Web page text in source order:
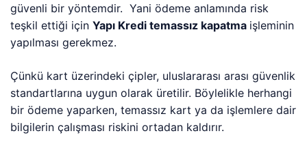
güvenli bir yöntemdir. Yani ödeme anlamında risk
teşkil ettiği içinYapı Kredi temassız kapatma işleminin
yapılması gerekmez.
Çünkü kart üzerindeki çipler, uluslararası arası güvenlik
standartlarına uygun olarak üretilir. Böylelikle herhangi
bir ödeme yaparken, temassız kart ya da işlemlere dair
bilgilerin çalışması riskini ortadan kaldırır.